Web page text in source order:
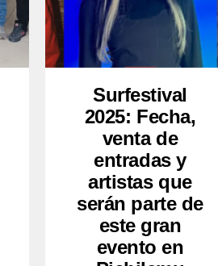
Surfestival
2025: Fecha,
venta de
entradas y
artistas que
serán parte de
este gran
evento en